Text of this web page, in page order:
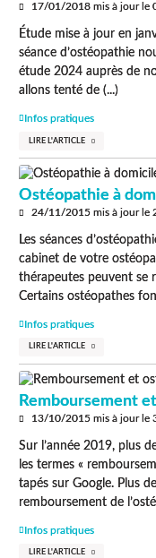
17/01/2018mis à jour le
Étude mise à jour en
séance d’ostéopathie
étude 2024 auprès de
allons tenté de (...)
Infos pratiques
LIRE L'ARTICLE
Ostéopathie à
24/11/2015mis à jour le
Les séances
cabinet de votre
thérapeutes peuvent se
Certains ostéopathes
Infos pratiques
LIRE L'ARTICLE
Remboursement
13/10/2015mis à jour le
Sur l’année 2019, plus
les termes «
tapés sur Google. Plus
remboursement de
Infos pratiques
LIRE L'ARTICLE